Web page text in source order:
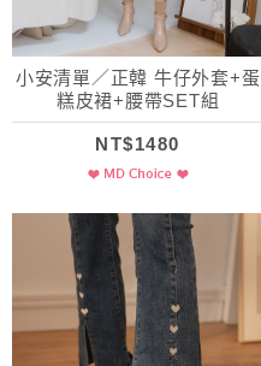
小安清單／正韓 牛仔外套+蛋
糕皮裙+腰帶SET組
NT$1480